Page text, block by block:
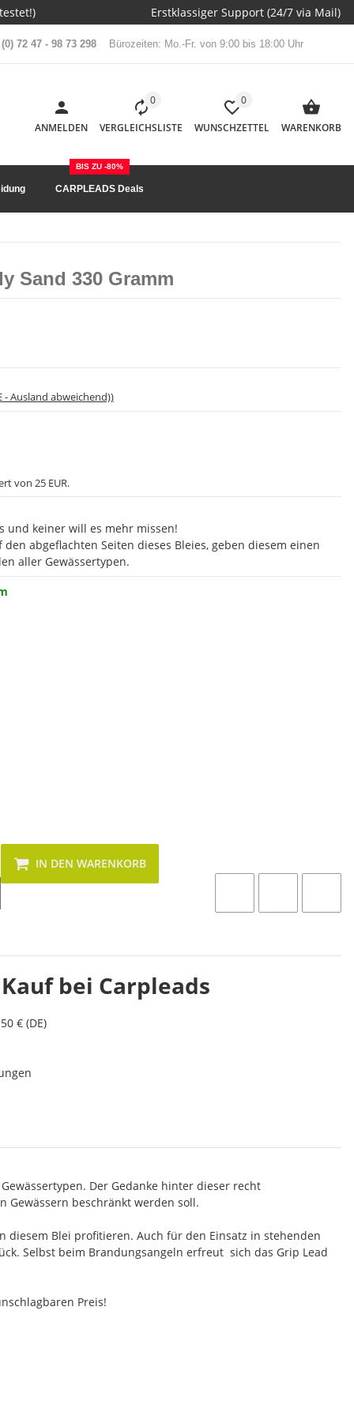
Erstklassiger Support (24/7 via Mail)
72 47 - 98 73 298 Bürozeiten: Mo.-Fr. von 9:00 bis 18:00 Uhr
ANMELDEN
0
VERGLEICHSLISTE
0
WUNSCHZETTEL WARENKORB
CARPLEADS Deals
BIS ZU -80%
Sand 330 Gramm
- Ausland abweichend))
von 25 EUR.
und keiner will es mehr missen!
abgeflachten Seiten dieses Bleies, geben diesem einen
aller Gewässertypen.
IN DEN WARENKORB
bei Carpleads
€ (DE)
Der Gedanke hinter dieser recht
Gewässern beschränkt werden soll.
Blei profitieren. Auch für den Einsatz in stehenden
Selbst beim Brandungsangeln erfreut sich das Grip Lead
Preis!